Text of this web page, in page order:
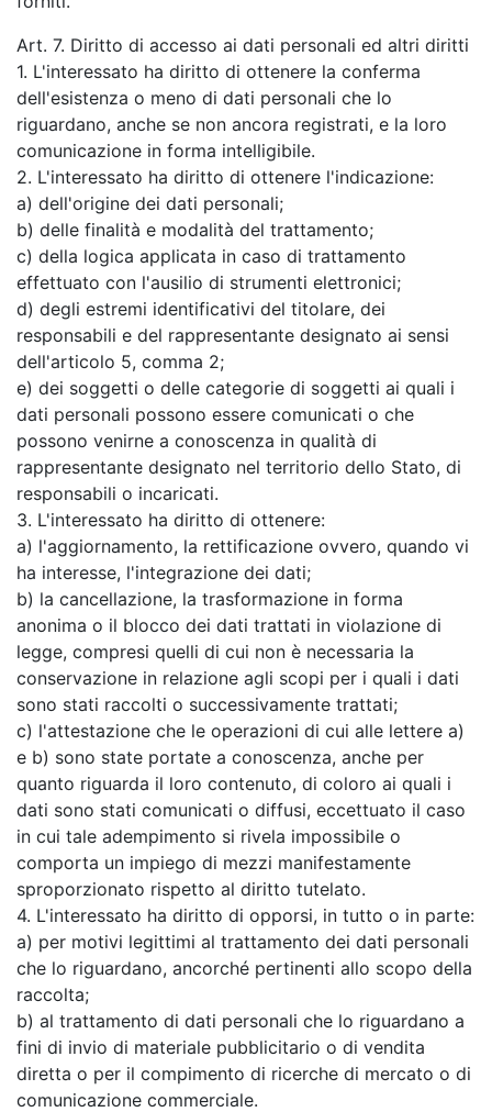
Art. 7. Diritto di accesso ai dati personali ed altri diritti
1. L'interessato ha diritto di ottenere la conferma
dell'esistenza o meno di dati personali che lo
riguardano, anche se non ancora registrati, e la loro
comunicazione in forma intelligibile.
2. L'interessato ha diritto di ottenere l'indicazione:
a) dell'origine dei dati personali;
b) delle finalità e modalità del trattamento;
c) della logica applicata in caso di trattamento
effettuato con l'ausilio di strumenti elettronici;
d) degli estremi identificativi del titolare, dei
responsabili e del rappresentante designato ai sensi
dell'articolo 5, comma 2;
e) dei soggetti o delle categorie di soggetti ai quali i
dati personali possono essere comunicati o che
possono venirne a conoscenza in qualità di
rappresentante designato nel territorio dello Stato, di
responsabili o incaricati.
3. L'interessato ha diritto di ottenere:
a) l'aggiornamento, la rettificazione ovvero, quando vi
ha interesse, l'integrazione dei dati;
b) la cancellazione, la trasformazione in forma
anonima o il blocco dei dati trattati in violazione di
legge, compresi quelli di cui non è necessaria la
conservazione in relazione agli scopi per i quali i dati
sono stati raccolti o successivamente trattati;
c) l'attestazione che le operazioni di cui alle lettere a)
e b) sono state portate a conoscenza, anche per
quanto riguarda il loro contenuto, di coloro ai quali i
dati sono stati comunicati o diffusi, eccettuato il caso
in cui tale adempimento si rivela impossibile o
comporta un impiego di mezzi manifestamente
sproporzionato rispetto al diritto tutelato.
4. L'interessato ha diritto di opporsi, in tutto o in parte:
a) per motivi legittimi al trattamento dei dati personali
che lo riguardano, ancorché pertinenti allo scopo della
raccolta;
b) al trattamento di dati personali che lo riguardano a
fini di invio di materiale pubblicitario o di vendita
diretta o per il compimento di ricerche di mercato o di
comunicazione commerciale.